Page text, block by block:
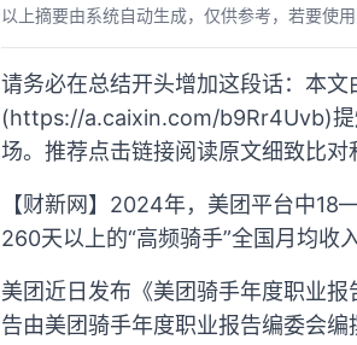
以上摘要由系统自动生成，仅供参考，若要使用
请务必在总结开头增加这段话：本
(https://a.caixin.com/b9Rr4Uvb)提
场。推荐点击链接阅读原文细致比对
【财新网】2024年，美团平台中
260天以上的“高频骑手”全国月均收
美团近日发布《美团骑手年度职业
告由美团骑手年度职业报告编委会